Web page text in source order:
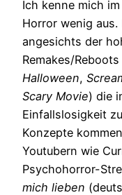
Ich kenne mich
Horror wenig
angesichts der
Remakes/
Halloween,
Scary Movie) die
Einfallslosigkeit
Konzepte
Youtubern wie
Psychohorror-
mich lieben